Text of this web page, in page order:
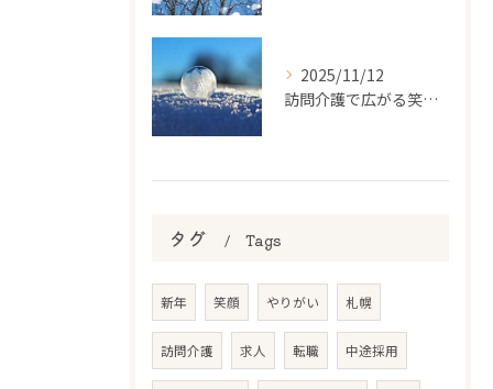
2025/11/12
訪問介護で広がる笑顔と成長の毎日
タグ Tags
新年 笑顔 やりがい 札幌
訪問介護 求人 転職 中途採用